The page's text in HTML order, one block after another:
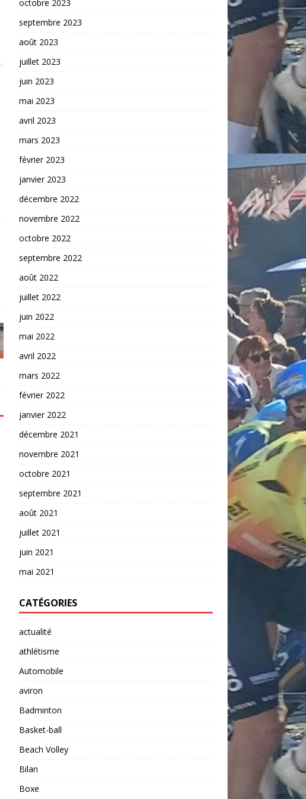
octobre 2023
septembre 2023
août 2023
juillet 2023
juin 2023
mai 2023
avril 2023
mars 2023
février 2023
janvier 2023
décembre 2022
novembre 2022
octobre 2022
septembre 2022
août 2022
juillet 2022
juin 2022
mai 2022
avril 2022
mars 2022
février 2022
janvier 2022
décembre 2021
novembre 2021
octobre 2021
septembre 2021
août 2021
juillet 2021
juin 2021
mai 2021
CATÉGORIES
actualité
athlétisme
Automobile
aviron
Badminton
Basket-ball
Beach Volley
Bilan
Boxe